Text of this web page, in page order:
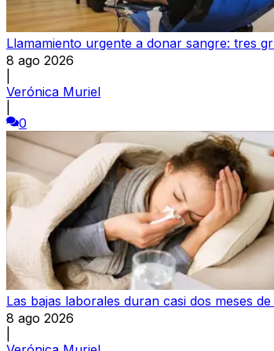
Llamamiento urgente a donar sangre: tres
8 ago 2026
Verónica Muriel
0
Las bajas laborales duran casi dos meses
8 ago 2026